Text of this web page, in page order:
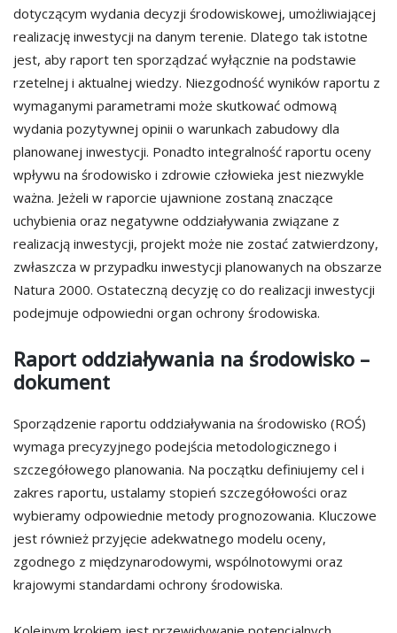
dotyczącym wydania decyzji środowiskowej, umożliwiającej
realizację inwestycji na danym terenie. Dlatego tak istotne
jest, aby raport ten sporządzać wyłącznie na podstawie
rzetelnej i aktualnej wiedzy. Niezgodność wyników raportu z
wymaganymi parametrami może skutkować odmową
wydania pozytywnej opinii o warunkach zabudowy dla
planowanej inwestycji. Ponadto integralność raportu oceny
wpływu na środowisko i zdrowie człowieka jest niezwykle
ważna. Jeżeli w raporcie ujawnione zostaną znaczące
uchybienia oraz negatywne oddziaływania związane z
realizacją inwestycji, projekt może nie zostać zatwierdzony,
zwłaszcza w przypadku inwestycji planowanych na obszarze
Natura 2000. Ostateczną decyzję co do realizacji inwestycji
podejmuje odpowiedni organ ochrony środowiska.
Raport oddziaływania na środowisko –
dokument
Sporządzenie raportu oddziaływania na środowisko (ROŚ)
wymaga precyzyjnego podejścia metodologicznego i
szczegółowego planowania. Na początku definiujemy cel i
zakres raportu, ustalamy stopień szczegółowości oraz
wybieramy odpowiednie metody prognozowania. Kluczowe
jest również przyjęcie adekwatnego modelu oceny,
zgodnego z międzynarodowymi, wspólnotowymi oraz
krajowymi standardami ochrony środowiska.